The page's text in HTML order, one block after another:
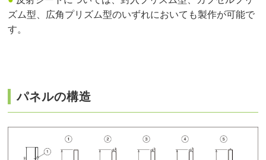
ズム型、広角プリズム型のいずれにおいても製作が可能で
す。
パネルの構造